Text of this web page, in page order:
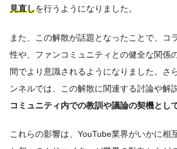
見直しを行うようになりました。
また、この解散が話題となったことで、コ
性や、ファンコミュニティとの健全な関係
間でより意識されるようになりました。さ
ンネルでは、この解散に関連する討論や解
コミュニティ内での教訓や議論の契機とし
これらの影響は、YouTube業界がいかに相